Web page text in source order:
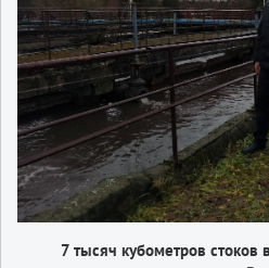
7 тысяч кубометров стоков